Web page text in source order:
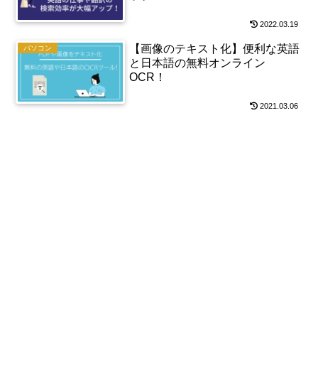
2022.03.19
パソコン
【画像のテキスト化】便利な英語
と日本語の無料オンライン
OCR！
2021.03.06